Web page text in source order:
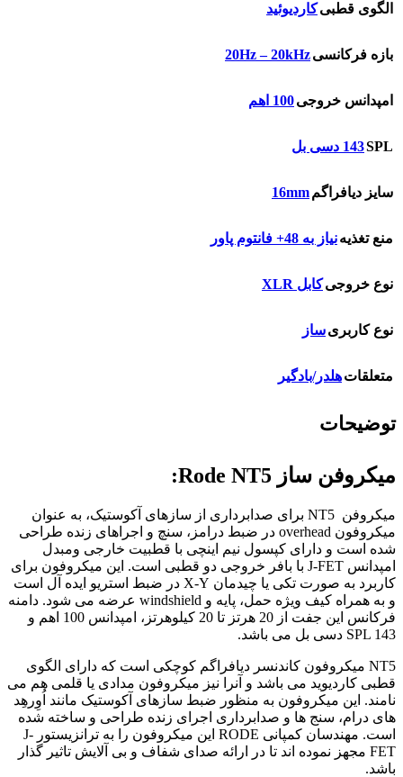
الگوی قطبیکاردیوئید
بازه فرکانسی20Hz – 20kHz
امپدانس خروجی100 اهم
SPL143 دسی بل
سایز دیافراگم16mm
منع تغذیهنیاز به 48+ فانتوم پاور
نوع خروجیکابل XLR
نوع کاربریساز
متعلقاتهلدر/بادگیر
توضیحات
میکروفن ساز Rode NT5:
میکروفن NT5 برای صدابرداری از سازهای آکوستیک، به عنوان
میکروفون overhead در ضبط درامز، سنچ و اجراهای زنده طراحی
شده است و دارای کپسول نیم اینچی با قطبیت خارجی ومبدل
امپدانس J-FET با بافر خروجی دو قطبی است. این میکروفون برای
کاربرد به صورت تکی یا چیدمان X-Y در ضبط استریو ایده آل است
و به همراه کیف ویژه حمل، پایه و windshield عرضه می شود. دامنه
فرکانس این جفت از 20 هرتز تا 20 کیلوهرتز، امپدانس 100 اهم و
SPL 143 دسی بل می باشد.
NT5 میکروفون کاندنسر دیافراگم کوچکی است که دارای الگوی
قطبی کاردیوید می باشد و آنرا نیز میکروفون مدادی یا قلمی هم می
نامند. این میکروفون به منظور ضبط سازهای آکوستیک مانند اُوِرهِد
های درام، سنج ها و صدابرداری اجرای زنده طراحی و ساخته شده
است. مهندسان کمپانی RODE این میکروفون را به ترانزیستور J-
FET مجهز نموده اند تا در ارائه صدای شفاف و بی آلایش تاثیر گذار
باشد.